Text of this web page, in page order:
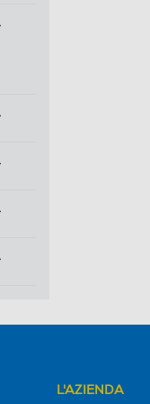
L'AZIENDA